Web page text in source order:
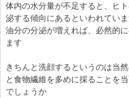
体内の水分量が不足すると、ヒ
泌する傾向にあるといわれてい
油分の分泌が増えれば、必然的
ます
きちんと洗顔するというのは当
と食物繊維を多めに採ることを
でしょうか